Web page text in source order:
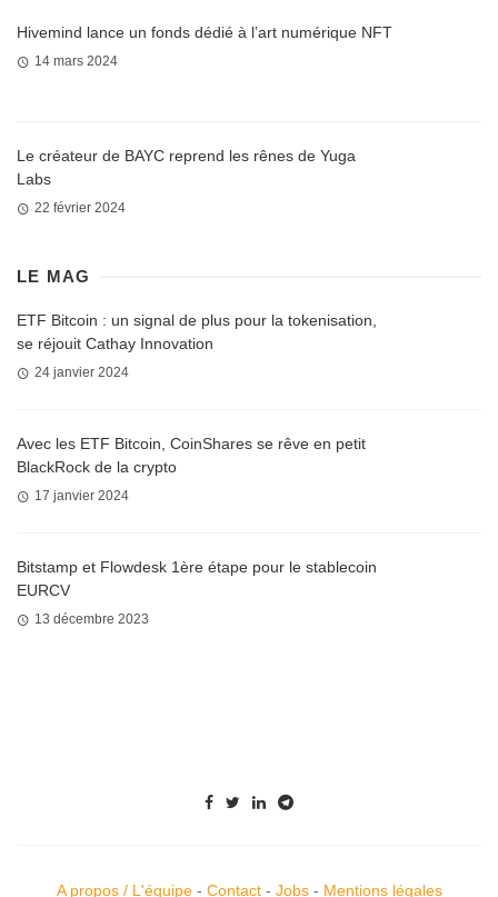
Hivemind lance un fonds dédié à l’art numérique NFT
14 mars 2024
Le créateur de BAYC reprend les rênes de Yuga
Labs
22 février 2024
LE MAG
ETF Bitcoin : un signal de plus pour la tokenisation,
se réjouit Cathay Innovation
24 janvier 2024
Avec les ETF Bitcoin, CoinShares se rêve en petit
BlackRock de la crypto
17 janvier 2024
Bitstamp et Flowdesk 1ère étape pour le stablecoin
EURCV
13 décembre 2023
A propos / L'équipe- Contact- Jobs- Mentions légales